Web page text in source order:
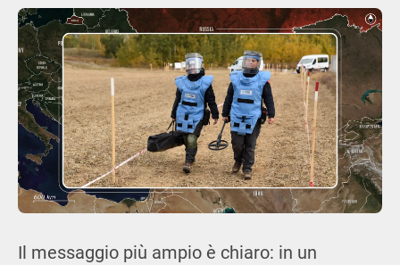
Il messaggio più ampio è chiaro: in un